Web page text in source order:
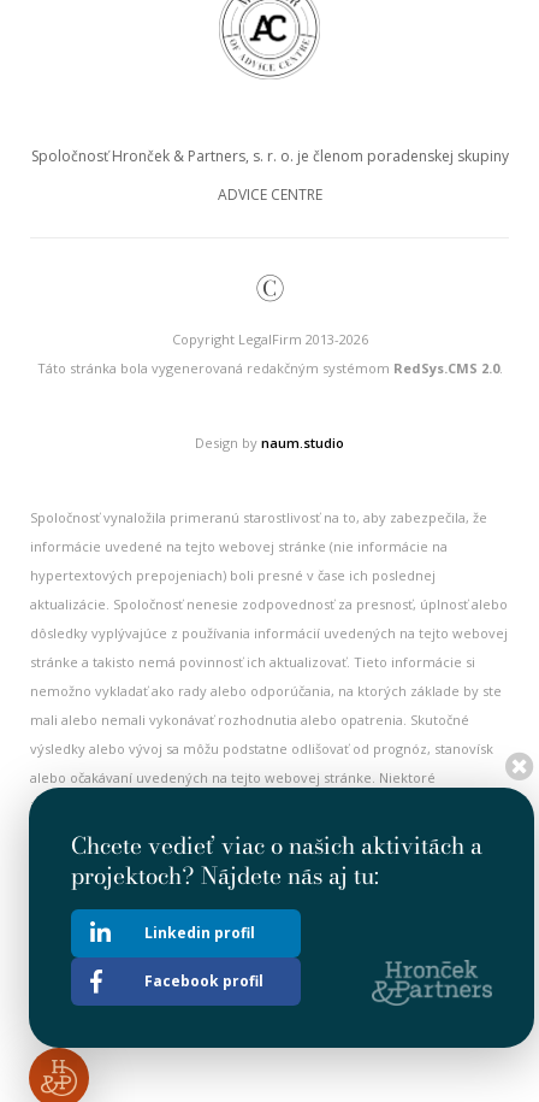
Spoločnosť Hronček & Partners, s. r. o. je členom poradenskej skupiny
ADVICE CENTRE
©
Copyright LegalFirm 2013-2026
Táto stránka bola vygenerovaná redakčným systémom RedSys.CMS 2.0.
Design by naum.studio
Spoločnosť vynaložila primeranú starostlivosť na to, aby zabezpečila, že
informácie uvedené na tejto webovej stránke (nie informácie na
hypertextových prepojeniach) boli presné v čase ich poslednej
aktualizácie. Spoločnosť nenesie zodpovednosť za presnosť, úplnosť alebo
dôsledky vyplývajúce z používania informácií uvedených na tejto webovej
stránke a takisto nemá povinnosť ich aktualizovať. Tieto informácie si
nemožno vykladať ako rady alebo odporúčania, na ktorých základe by ste
mali alebo nemali vykonávať rozhodnutia alebo opatrenia. Skutočné
výsledky alebo vývoj sa môžu podstatne odlišovať od prognóz, stanovísk
alebo očakávaní uvedených na tejto webovej stránke. Niektoré
informácie na tejto webovej stránke majú historický charakter a nemusia
byť aktuálne. Všetky historické informácie je nutné považovať za aktuálne
v dátume ich prvého zverejnenia. Nič na tejto webovej stránke si
nemožno vykladať ako výzvu alebo ponuku na investovanie alebo
obchodovanie s cennými papiermi Spoločnosti. Táto webová stránka
obsahuje aj hypertextové prepojenia na iné webové stránky. Spoločnosť
nemá pod kontrolou a nenesie žiadnu zodpovednosť za akékoľvek
informácie alebo stanoviská uvedené na iných webových stránkach.
Chcete vedieť viac o našich aktivitách a
projektoch? Nájdete nás aj tu:
Linkedin profil
Facebook profil